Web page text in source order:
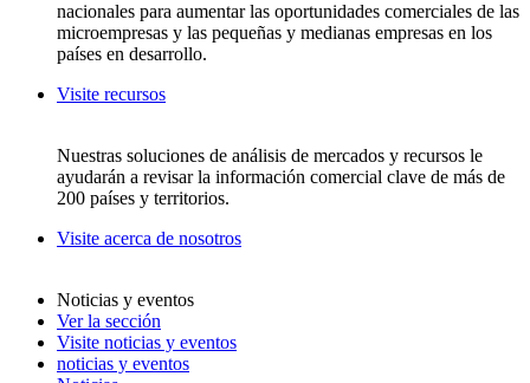
nacionales para aumentar las oportunidades comerciales de las
microempresas y las pequeñas y medianas empresas en los
países en desarrollo.
Visite recursos
Nuestras soluciones de análisis de mercados y recursos le
ayudarán a revisar la información comercial clave de más de
200 países y territorios.
Visite acerca de nosotros
Noticias y eventos
Ver la sección
Visite noticias y eventos
noticias y eventos